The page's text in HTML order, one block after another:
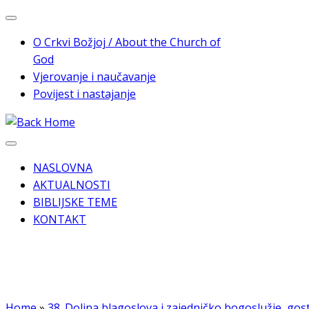
Skip
contentO Crkvi Božjoj / About the Church of
God
Vjerovanje i naučavanje
Povijest i nastajanje
NASLOVNA
AKTUALNOSTI
BIBLIJSKE TEME
KONTAKT